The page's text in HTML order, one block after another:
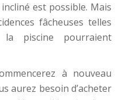
est possible. Mais
fâcheuses telles
la piscine pourraient
à nouveau
aurez besoin d’acheter